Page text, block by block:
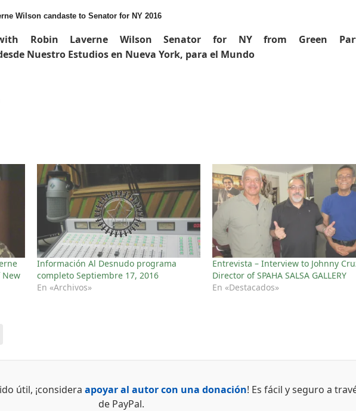
Wilson candaste to Senator for NY 2016
Robin Laverne Wilson Senator for NY from Green
Nuestro Estudios en Nueva York, para el Mundo
New
Información Al Desnudo programa
completo Septiembre 17, 2016
En «Archivos»
Entrevista – Interview to Johnny
Director of SPAHA SALSA GALLERY
En «Destacados»
útil, ¡consideraapoyar al autor con una donación! Es fácil y seguro a
de PayPal.